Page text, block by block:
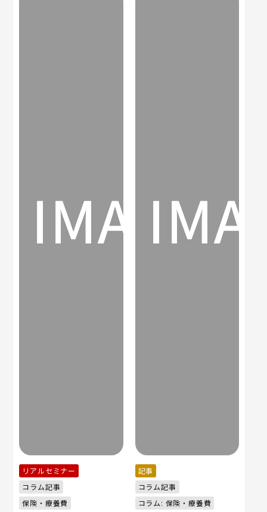
リアルセミナー
コラム記事
保険・療養費
記事
コラム記事
コラム: 保険・療養費